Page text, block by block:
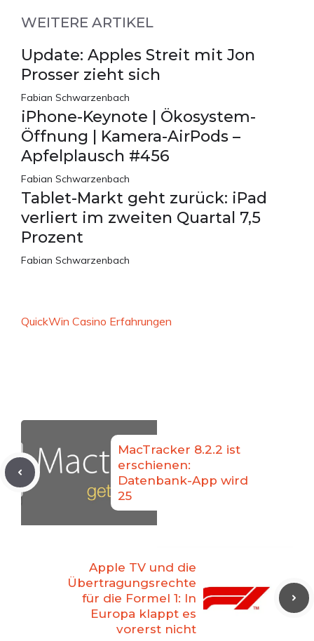
WEITERE ARTIKEL
Update: Apples Streit mit Jon
Prosser zieht sich
Fabian Schwarzenbach
iPhone-Keynote | Ökosystem-
Öffnung | Kamera-AirPods –
Apfelplausch #456
Fabian Schwarzenbach
Tablet-Markt geht zurück: iPad
verliert im zweiten Quartal 7,5
Prozent
Fabian Schwarzenbach
QuickWin Casino Erfahrungen
MacTracker 8.2.2 ist
erschienen:
Datenbank-App wird
25
Apple TV und die
Übertragungsrechte
für die Formel 1: In
Europa klappt es
vorerst nicht